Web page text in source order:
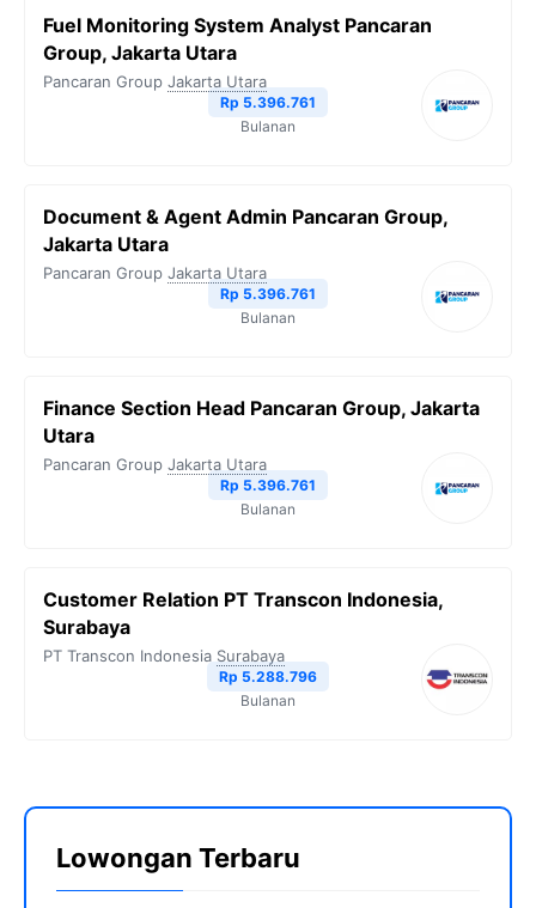
Fuel Monitoring System Analyst Pancaran
Group, Jakarta Utara
Pancaran Group Jakarta Utara
Rp 5.396.761
Bulanan
Document & Agent Admin Pancaran Group,
Jakarta Utara
Pancaran Group Jakarta Utara
Rp 5.396.761
Bulanan
Finance Section Head Pancaran Group, Jakarta
Utara
Pancaran Group Jakarta Utara
Rp 5.396.761
Bulanan
Customer Relation PT Transcon Indonesia,
Surabaya
PT Transcon Indonesia Surabaya
Rp 5.288.796
Bulanan
Lowongan Terbaru